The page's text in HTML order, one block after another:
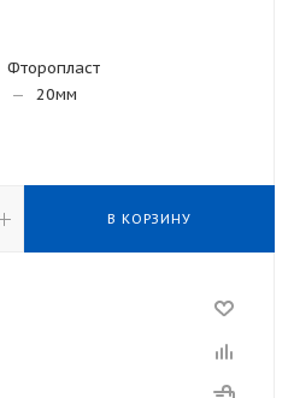
Фторопласт
— 20мм
В КОРЗИНУ